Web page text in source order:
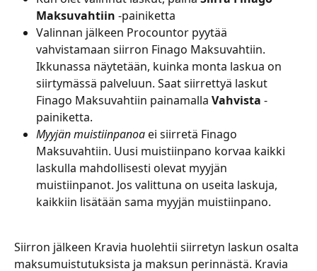
Maksuvahtiin -painiketta
Valinnan jälkeen Procountor pyytää
vahvistamaan siirron Finago Maksuvahtiin.
Ikkunassa näytetään, kuinka monta laskua on
siirtymässä palveluun. Saat siirrettyä laskut
Finago Maksuvahtiin painamalla Vahvista -
painiketta.
Myyjän muistiinpanoa ei siirretä Finago
Maksuvahtiin. Uusi muistiinpano korvaa kaikki
laskulla mahdollisesti olevat myyjän
muistiinpanot. Jos valittuna on useita laskuja,
kaikkiin lisätään sama myyjän muistiinpano.
Siirron jälkeen Kravia huolehtii siirretyn laskun osalta
maksumuistutuksista ja maksun perinnästä. Kravia